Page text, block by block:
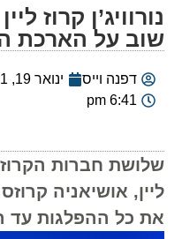
נורוויג’ן קרוז
שוב על הארכת
דפנה וייס
ינואר 19, 2021
6:41 pm
שלושת חברות
ליין, אושיאניה
את כל ההפלגות עד ה-30 באפריל